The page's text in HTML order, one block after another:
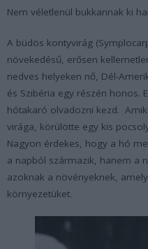
Nem véletlenül bukkannak ki
A büdös kontyvirág (
növekedésű, erősen
nedves helyeken nő, Dél-
és Szibéria egy részén honos.
hótakaró olvadozni kezd.
virága, körülötte egy kis
Nagyon érdekes, hogy a hó
a napból származik, hanem a
azoknak a növényeknek,
környezetüket.